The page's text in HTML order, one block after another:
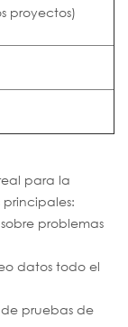
proyectos)
para la
problemas
datos todo el
pruebas de